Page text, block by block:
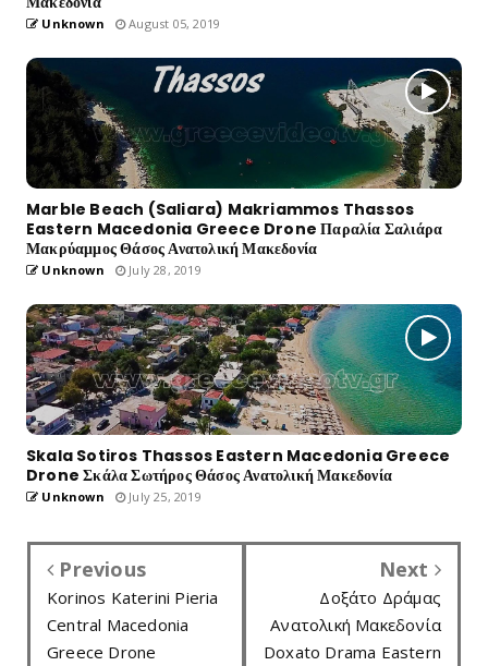
Unknown August 05, 2019
Marble Beach (Saliara) Makriammos Thassos
Eastern Macedonia Greece Drone Παραλία Σαλιάρα
Μακρύαμμος Θάσος Ανατολική Μακεδονία
Unknown July 28, 2019
Skala Sotiros Thassos Eastern Macedonia Greece
Drone Σκάλα Σωτήρος Θάσος Ανατολική Μακεδονία
Unknown July 25, 2019
Previous
Korinos Katerini Pieria
Central Macedonia
Greece Drone
Next
Δοξάτο Δράμας
Ανατολική Μακεδονία
Doxato Drama Eastern